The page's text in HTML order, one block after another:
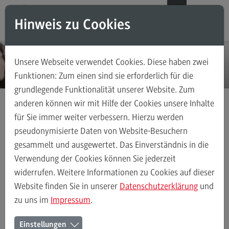
Direkt zum Inhalt
Direkt zum Hauptmenu
Direkt zum Footer
Modul-O-Mat
Masterstudiengänge
Accounting, Controlling, Taxation
Accounting, Controlling, Taxation
Modulangebot
Berufsperspektiven
Kontakt
Advanced Practice in Healthcare
Advanced Practice in Healthcare
Rahmenbedingungen
Masterstudiengänge
Transkulturelle Traumapädagogik
Modulangebot
Struktur und Module im Master
Hinweis zu Cookies
Unsere Webseite verwendet Cookies. Diese haben zwei
Funktionen: Zum einen sind sie erforderlich für die
grundlegende Funktionalität unserer Website. Zum
anderen können wir mit Hilfe der Cookies unsere Inhalte
für Sie immer weiter verbessern. Hierzu werden
pseudonymisierte Daten von Website-Besuchern
gesammelt und ausgewertet. Das Einverständnis in die
Verwendung der Cookies können Sie jederzeit
widerrufen. Weitere Informationen zu Cookies auf dieser
Website finden Sie in unserer Datenschutzerklärung und
zu uns im Impressum.
Einstellungen